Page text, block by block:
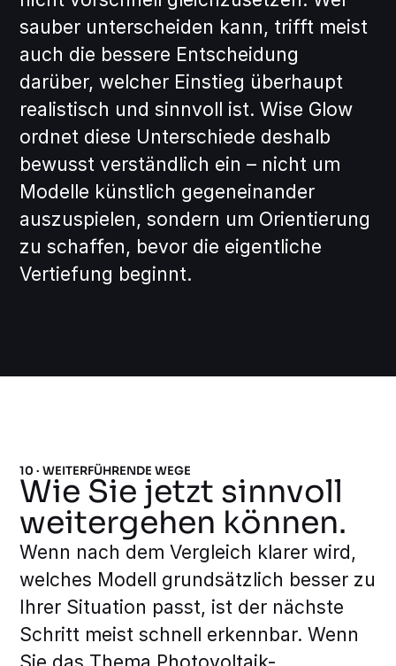
sauber unterscheiden kann, trifft meist
auch die bessere Entscheidung
darüber, welcher Einstieg überhaupt
realistisch und sinnvoll ist. Wise Glow
ordnet diese Unterschiede deshalb
bewusst verständlich ein – nicht um
Modelle künstlich gegeneinander
auszuspielen, sondern um Orientierung
zu schaffen, bevor die eigentliche
Vertiefung beginnt.
10 · WEITERFÜHRENDE WEGE
Wie Sie jetzt sinnvoll
weitergehen können.
Wenn nach dem Vergleich klarer wird,
welches Modell grundsätzlich besser zu
Ihrer Situation passt, ist der nächste
Schritt meist schnell erkennbar. Wenn